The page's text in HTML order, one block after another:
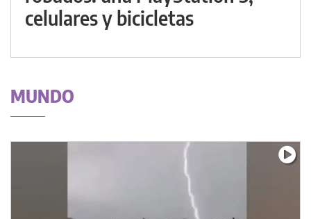
celulares y bicicletas
MUNDO